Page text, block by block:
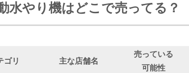
水やり機はどこで売ってる？
ゴリ 主な店舗名
売っている
可能性